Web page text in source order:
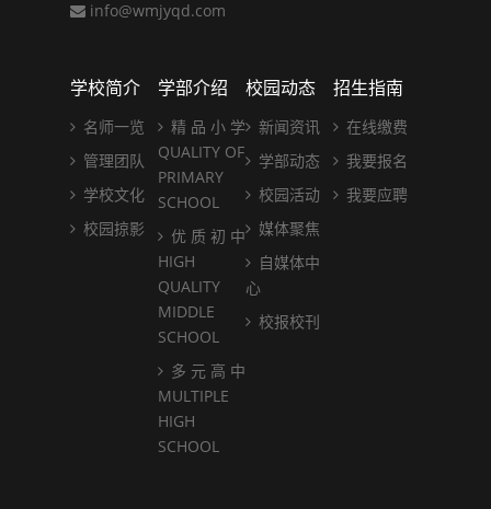
info@wmjyqd.com
学校简介
名师一览
管理团队
学校文化
校园掠影
学部介绍
精 品 小 学
QUALITY OF
PRIMARY
SCHOOL
优 质 初 中
HIGH
QUALITY
MIDDLE
SCHOOL
多 元 高 中
MULTIPLE
HIGH
SCHOOL
校园动态
新闻资讯
学部动态
校园活动
媒体聚焦
自媒体中
心
校报校刊
招生指南
在线缴费
我要报名
我要应聘